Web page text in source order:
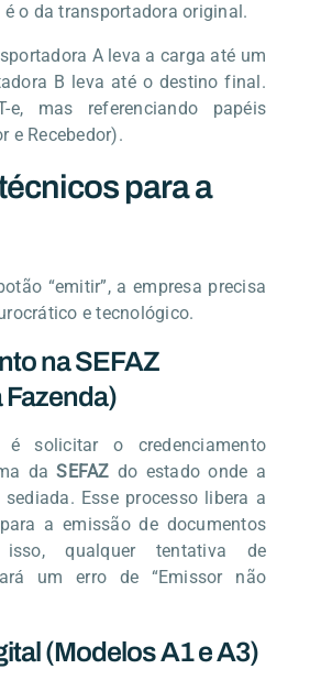
o da transportadora original.
A leva a carga até um
B leva até o destino final.
e, mas referenciando papéis
e Recebedor).
para a
“emitir”, a empresa precisa
e tecnológico.
na SEFAZ
Fazenda)
solicitar o credenciamento
daSEFAZ do estado onde a
Esse processo libera a
a emissão de documentos
isso, qualquer tentativa de
um erro de “Emissor não
(Modelos A1 e A3)